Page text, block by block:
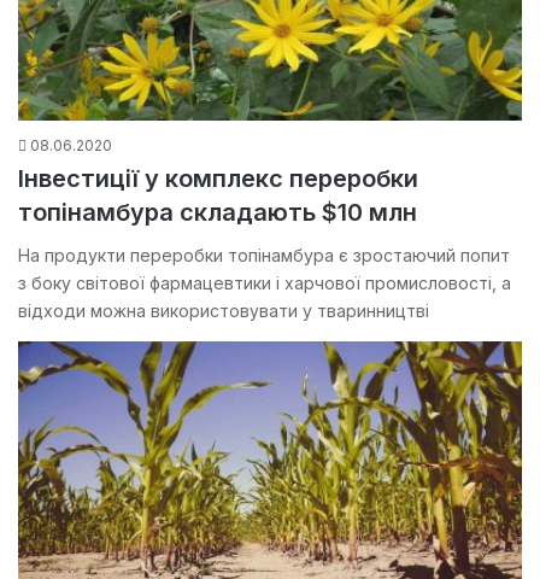
08.06.2020
Інвестиції у комплекс переробки
топінамбура складають $10 млн
На продукти переробки топінамбура є зростаючий попит
з боку світової фармацевтики і харчової промисловості, а
відходи можна використовувати у тваринництві